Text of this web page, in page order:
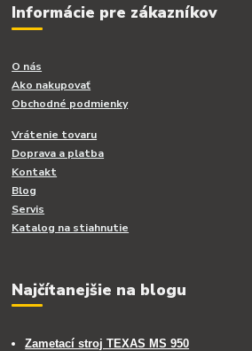
Informácie pre zákazníkov
O nás
Ako nakupovať
Obchodné podmienky
Vrátenie tovaru
Doprava a platba
Kontakt
Blog
Servis
Katalog na stiahnutie
Najčítanejšie na blogu
Zametací stroj TEXAS MS 950